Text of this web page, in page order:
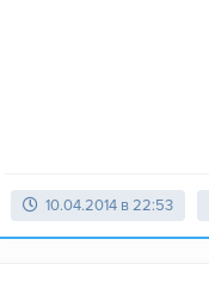
10.04.2014 в 22:53